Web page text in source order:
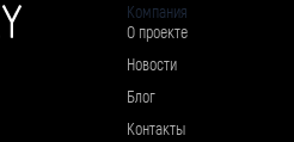
Компания
О проекте
Новости
Блог
Контакты